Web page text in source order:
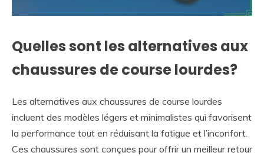
Quelles sont les alternatives aux
chaussures de course lourdes?
Les alternatives aux chaussures de course lourdes
incluent des modèles légers et minimalistes qui favorisent
la performance tout en réduisant la fatigue et l’inconfort.
Ces chaussures sont conçues pour offrir un meilleur retour